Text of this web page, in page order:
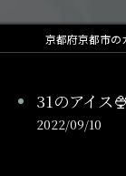
31のアイス
2022/09/10